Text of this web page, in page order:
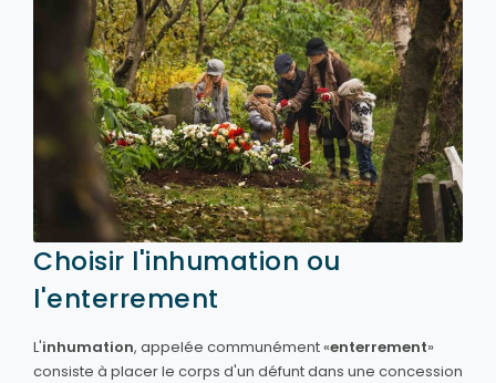
Choisir l'inhumation ou
l'enterrement
L'inhumation, appelée communément «enterrement»
consiste à placer le corps d'un défunt dans une concession